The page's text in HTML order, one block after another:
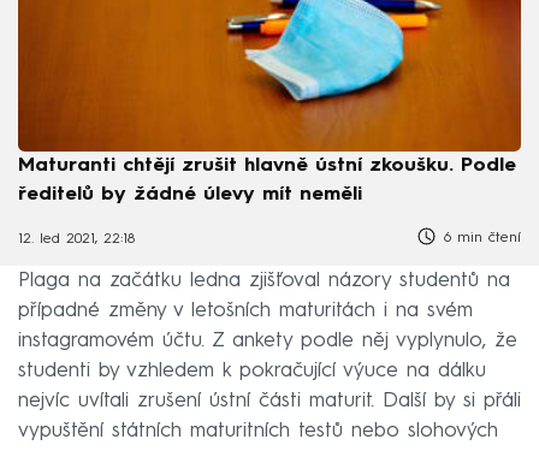
Maturanti chtějí zrušit hlavně ústní zkoušku. Podle
ředitelů by žádné úlevy mít neměli
12. led 2021, 22:18 6 min čtení
Plaga na začátku ledna zjišťoval názory studentů na
případné změny v letošních maturitách i na svém
instagramovém účtu. Z ankety podle něj vyplynulo, že
studenti by vzhledem k pokračující výuce na dálku
nejvíc uvítali zrušení ústní části maturit. Další by si přáli
vypuštění státních maturitních testů nebo slohových